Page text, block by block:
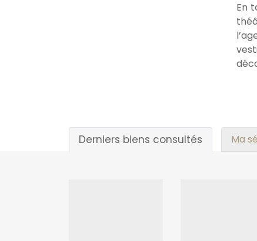
En
Derniers biens consultés Ma